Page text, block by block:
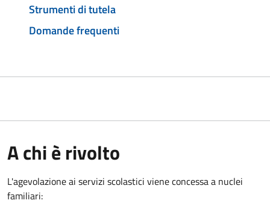
Strumenti di tutela
Domande frequenti
A chi è rivolto
L'agevolazione ai servizi scolastici viene concessa a nuclei
familiari: